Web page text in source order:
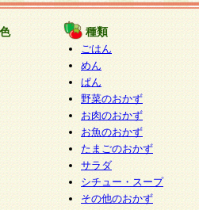
種類
ごはん
めん
ぱん
野菜のおかず
お肉のおかず
お魚のおかず
たまごのおかず
サラダ
シチュー・スープ
その他のおかず